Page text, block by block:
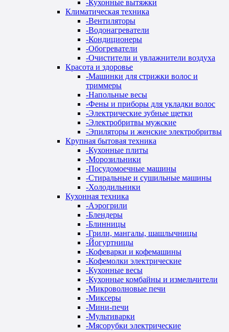
-Кухонные вытяжки
Климатическая техника
-Вентиляторы
-Водонагреватели
-Кондиционеры
-Обогреватели
-Очистители и увлажнители воздуха
Красота и здоровье
-Машинки для стрижки волос и
триммеры
-Напольные весы
-Фены и приборы для укладки волос
-Электрические зубные щетки
-Электробритвы мужские
-Эпиляторы и женские электробритвы
Крупная бытовая техника
-Кухонные плиты
-Морозильники
-Посудомоечные машины
-Стиральные и сушильные машины
-Холодильники
Кухонная техника
-Аэрогрили
-Блендеры
-Блинницы
-Грили, мангалы, шашлычницы
-Йогуртницы
-Кофеварки и кофемашины
-Кофемолки электрические
-Кухонные весы
-Кухонные комбайны и измельчители
-Микроволновые печи
-Миксеры
-Мини-печи
-Мультиварки
-Мясорубки электрические